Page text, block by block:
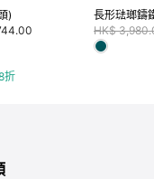
)
折
長形琺瑯鑄
Price
HK$